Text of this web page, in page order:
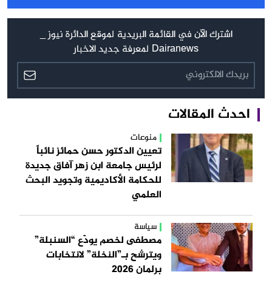
اشترك الآن في القائمة البريدية لموقع الدائرة نيوز _
Dairanews لمعرفة جديد الاخبار
احدث المقالات
منوعات
تعيين الدكتور حسن حمائز نائباً
لرئيس جامعة ابن زهر آفاق جديدة
للحكامة الأكاديمية وتجويد البحث
العلمي
سياسة
مصطفى لخصم يودّع “السنبلة”
ويترشح بـ”النخلة” لانتخابات
برلمان 2026